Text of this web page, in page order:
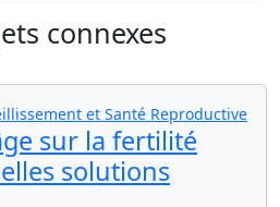
connexes
et Santé Reproductive
sur la fertilité
solutions